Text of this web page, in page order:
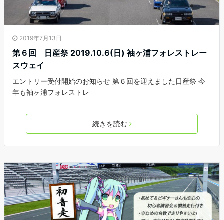
2019年7月13日
第６回 日産祭 2019.10.6(日) 袖ヶ浦フォレストレー
スウェイ
エントリー受付開始のお知らせ 第６回を迎えました日産祭 今
年も袖ヶ浦フォレストレ
続きを読む